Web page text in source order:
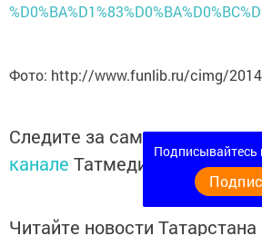
Фото: http://www.funlib.ru/cimg/
Следите за самым важным
канале Татмедиа
Читайте новости
Подписывайтесь